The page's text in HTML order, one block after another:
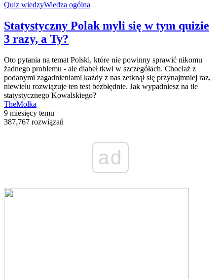
Quiz wiedzyWiedza ogólna
Statystyczny Polak myli się w tym quizie
3 razy, a Ty?
Oto pytania na temat Polski, które nie powinny sprawić nikomu
żadnego problemu - ale diabeł tkwi w szczegółach. Chociaż z
podanymi zagadnieniami każdy z nas zetknął się przynajmniej raz,
niewielu rozwiązuje ten test bezbłędnie. Jak wypadniesz na tle
statystycznego Kowalskiego?
TheMolka
9 miesięcy temu
387,767 rozwiązań
ad